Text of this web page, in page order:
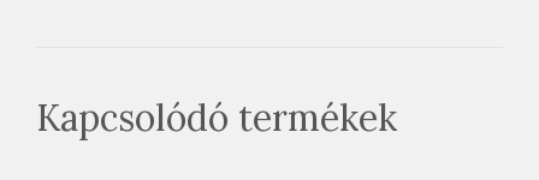
Kapcsolódó termékek